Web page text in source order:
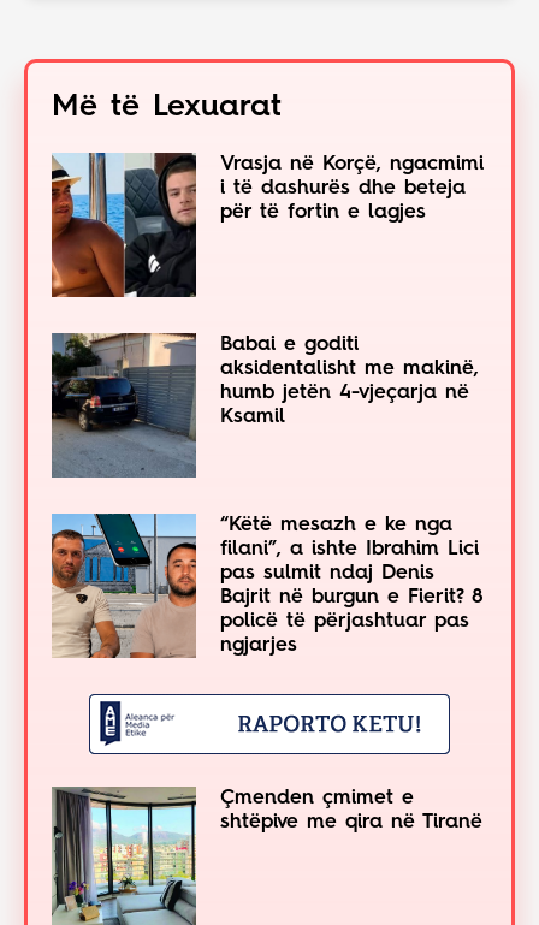
Më të Lexuarat
Vrasja në Korçë, ngacmimi
i të dashurës dhe beteja
për të fortin e lagjes
Babai e goditi
aksidentalisht me makinë,
humb jetën 4-vjeçarja në
Ksamil
“Këtë mesazh e ke nga
filani”, a ishte Ibrahim Lici
pas sulmit ndaj Denis
Bajrit në burgun e Fierit? 8
policë të përjashtuar pas
ngjarjes
Çmenden çmimet e
shtëpive me qira në Tiranë